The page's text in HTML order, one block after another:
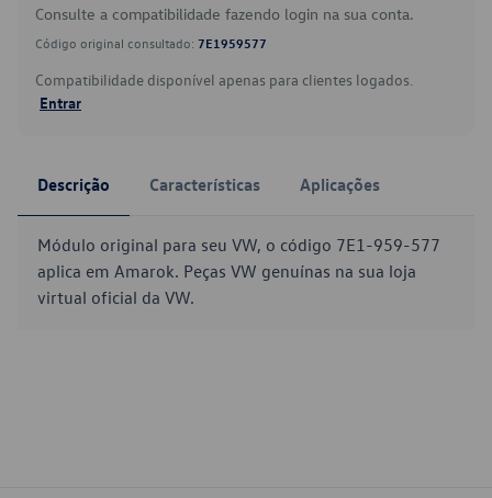
Consulte a compatibilidade fazendo login na sua conta.
Código original consultado: 7E1959577
Compatibilidade disponível apenas para clientes logados.
Entrar
Descrição Características Aplicações
Módulo original para seu VW, o código 7E1-959-577
aplica em Amarok. Peças VW genuínas na sua loja
virtual oficial da VW.